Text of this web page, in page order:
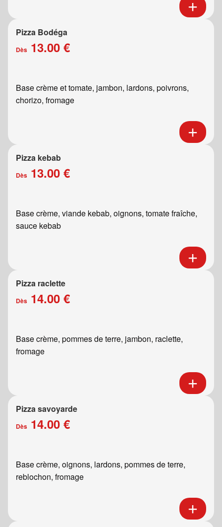
Pizza Bodéga
Dès 13.00 €
Base crème et tomate, jambon, lardons, poivrons,
chorizo, fromage
Pizza kebab
Dès 13.00 €
Base crème, viande kebab, oignons, tomate fraîche,
sauce kebab
Pizza raclette
Dès 14.00 €
Base crème, pommes de terre, jambon, raclette,
fromage
Pizza savoyarde
Dès 14.00 €
Base crème, oignons, lardons, pommes de terre,
reblochon, fromage